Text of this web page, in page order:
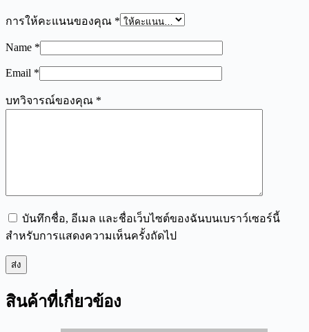
การให้คะแนนของคุณ *
Name *
Email *
บทวิจารณ์ของคุณ *
บันทึกชื่อ, อีเมล และชื่อเว็บไซต์ของฉันบนเบราว์เซอร์นี้
สำหรับการแสดงความเห็นครั้งถัดไป
ส่ง
สินค้าที่เกี่ยวข้อง